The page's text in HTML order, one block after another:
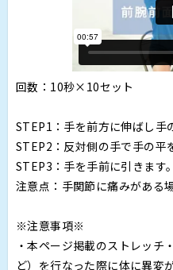
回数：10秒×10セット
STEP1：手を前方に伸ばし手
STEP2：反対側の手で手の平
STEP3：手を手前に引きます。
注意点：手関節に痛みがある
※注意事項※
・本ページ掲載のストレッチ
ど）を行なった際に体に異変